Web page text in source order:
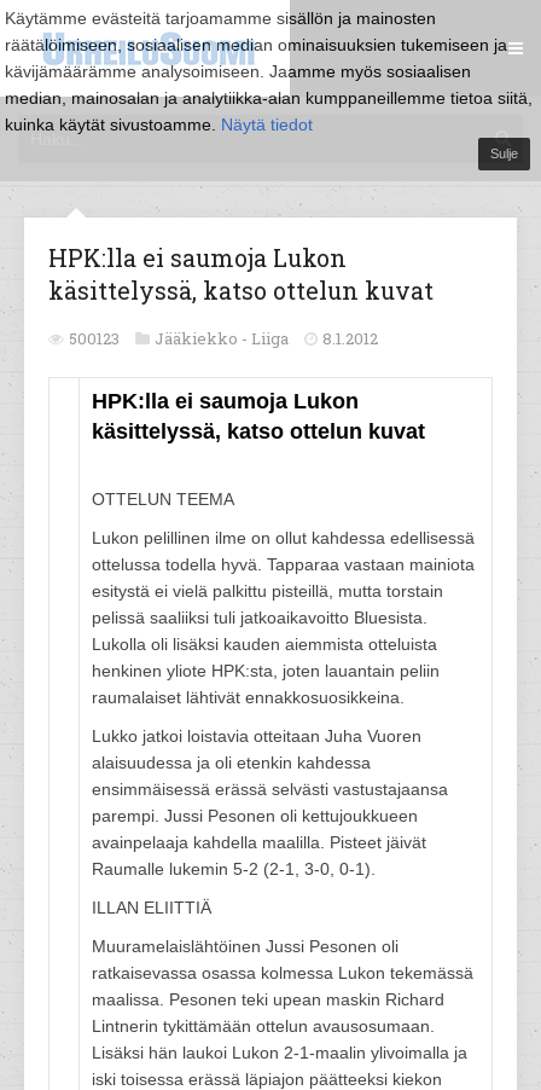
Käytämme evästeitä tarjoamamme sisällön ja mainosten
räätälöimiseen, sosiaalisen median ominaisuuksien tukemiseen ja
kävijämäärämme analysoimiseen. Jaamme myös sosiaalisen
median, mainosalan ja analytiikka-alan kumppaneillemme tietoa siitä,
kuinka käytät sivustoamme. Näytä tiedot
Sulje
HPK:lla ei saumoja Lukon
käsittelyssä, katso ottelun kuvat
500123 Jääkiekko - Liiga 8.1.2012
HPK:lla ei saumoja Lukon
käsittelyssä, katso ottelun kuvat
OTTELUN TEEMA
Lukon pelillinen ilme on ollut kahdessa edellisessä
ottelussa todella hyvä. Tapparaa vastaan mainiota
esitystä ei vielä palkittu pisteillä, mutta torstain
pelissä saaliiksi tuli jatkoaikavoitto Bluesista.
Lukolla oli lisäksi kauden aiemmista otteluista
henkinen yliote HPK:sta, joten lauantain peliin
raumalaiset lähtivät ennakkosuosikkeina.
Lukko jatkoi loistavia otteitaan Juha Vuoren
alaisuudessa ja oli etenkin kahdessa
ensimmäisessä erässä selvästi vastustajaansa
parempi. Jussi Pesonen oli kettujoukkueen
avainpelaaja kahdella maalilla. Pisteet jäivät
Raumalle lukemin 5-2 (2-1, 3-0, 0-1).
ILLAN ELIITTIÄ
Muuramelaislähtöinen Jussi Pesonen oli
ratkaisevassa osassa kolmessa Lukon tekemässä
maalissa. Pesonen teki upean maskin Richard
Lintnerin tykittämään ottelun avausosumaan.
Lisäksi hän laukoi Lukon 2-1-maalin ylivoimalla ja
iski toisessa erässä läpiajon päätteeksi kiekon